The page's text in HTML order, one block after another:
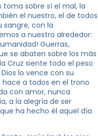
toma sobre sí el mal, la
el nuestro, el de todos
sangre, con la
a nuestro alrededor:
Guerras,
se abaten sobre los más
Cruz siente todo el peso
lo vence con su
hace a todos en el trono
con amor, nunca
a la alegría de ser
ha hecho él aquel día